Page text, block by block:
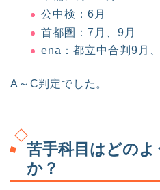
公中検：6月
首都圏：7月、9月
ena：都立中合判9月
A～C判定でした。
苦手科目はどの
か？